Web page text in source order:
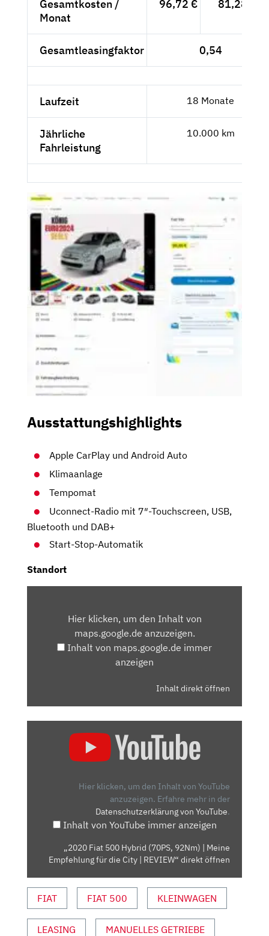
Gesamtkosten /
Monat
96,72 € 81,28 €
Gesamtleasingfaktor 0,54
Laufzeit 18 Monate
Jährliche
Fahrleistung
10.000 km
Ausstattungshighlights
Apple CarPlay und Android Auto
Klimaanlage
Tempomat
Uconnect-Radio mit 7″-Touchscreen, USB,
Bluetooth und DAB+
Start-Stop-Automatik
Standort
MAPS.GOOGLE.DEHier klicken, um den Inhalt von
maps.google.de anzuzeigen.
Inhalt von maps.google.de immer
anzeigen
Inhalt direkt öffnen
MEINE
EMPFEHLUNG
CITY
VON
Hier klicken, um den Inhalt von YouTube
anzuzeigen. Erfahre mehr in der
Datenschutzerklärung von YouTube.
Inhalt von YouTube immer anzeigen
„2020 Fiat 500 Hybrid (70PS, 92Nm) | Meine
Empfehlung für die City | REVIEW“ direkt öffnen
FIAT FIAT 500 KLEINWAGEN
LEASING MANUELLES GETRIEBE